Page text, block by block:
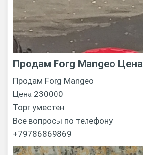
Продам Forg Mangeo Цена
Продам Forg Mangeo
Цена 230000
Торг уместен
Все вопросы по телефону
+79786869869